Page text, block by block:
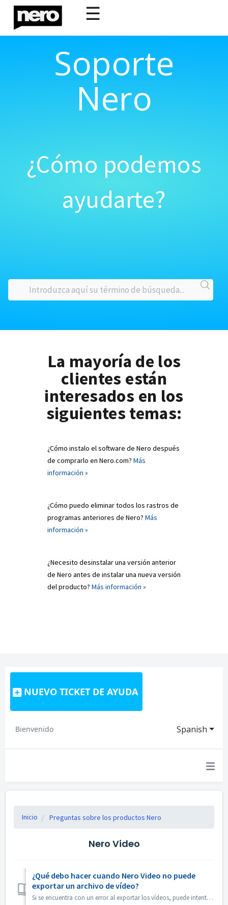
☰
Soporte
Nero
¿Cómo podemos
ayudarte?
La mayoría de los
clientes están
interesados en los
siguientes temas:
¿Cómo instalo el software de Nero después
de comprarlo en Nero.com? Más
información »
¿Cómo puedo eliminar todos los rastros de
programas anteriores de Nero? Más
información »
¿Necesito desinstalar una versión anterior
de Nero antes de instalar una nueva versión
del producto? Más información »
NUEVO TICKET DE AYUDA
Spanish
Bienvenido
Inicio Preguntas sobre los productos Nero
Nero Video
¿Qué debo hacer cuando Nero Video no puede
exportar un archivo de vídeo?
Si se encuentra con un error al exportar los vídeos, puede intentar lo siguiente: 1. Por favor, vaya a C:\NUsuarios[Usuario actual]\NAppData\Roaming\NNero[V...